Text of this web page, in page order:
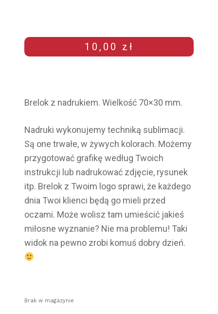
10,00 zł
Brelok z nadrukiem. Wielkość 70×30 mm.
Nadruki wykonujemy techniką sublimacji.
Są one trwałe, w żywych kolorach. Możemy
przygotować grafikę według Twoich
instrukcji lub nadrukować zdjęcie, rysunek
itp. Brelok z Twoim logo sprawi, że każdego
dnia Twoi klienci będą go mieli przed
oczami. Może wolisz tam umieścić jakieś
miłosne wyznanie? Nie ma problemu! Taki
widok na pewno zrobi komuś dobry dzień.
Brak w magazynie